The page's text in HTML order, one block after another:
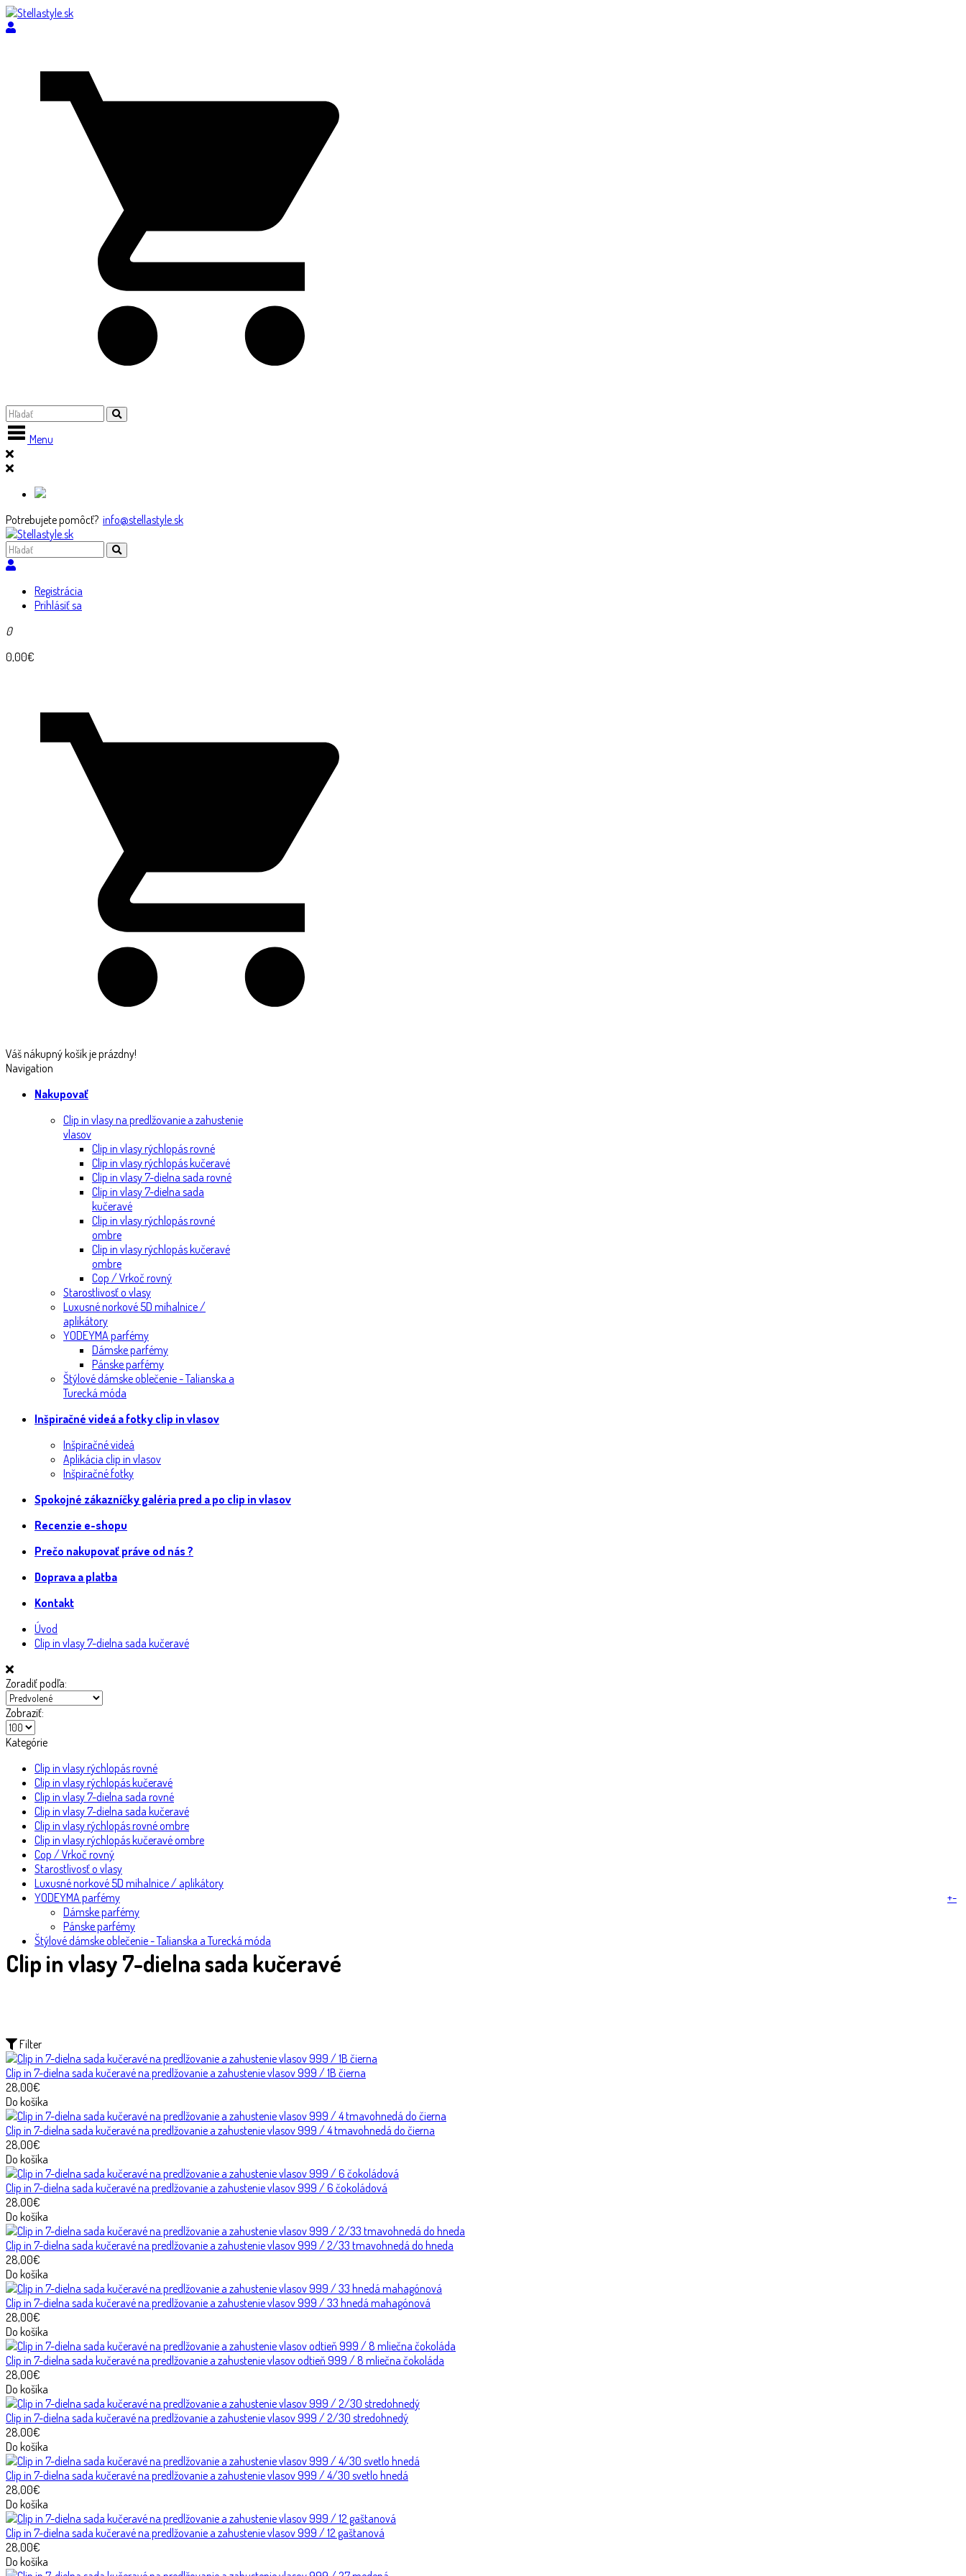
Menu
Potrebujete pomôcť? info@stellastyle.sk
Registrácia
Prihlásiť sa
0
0,00€
Váš nákupný košík je prázdny!
Navigation
Nakupovať
Clip in vlasy na predlžovanie a zahustenie
vlasov
Clip in vlasy rýchlopás rovné
Clip in vlasy rýchlopás kučeravé
Clip in vlasy 7-dielna sada rovné
Clip in vlasy 7-dielna sada
kučeravé
Clip in vlasy rýchlopás rovné
ombre
Clip in vlasy rýchlopás kučeravé
ombre
Cop / Vrkoč rovný
Starostlivosť o vlasy
Luxusné norkové 5D mihalnice /
aplikátory
YODEYMA parfémy
Dámske parfémy
Pánske parfémy
Štýlové dámske oblečenie - Talianska a
Turecká móda
Inšpiračné videá a fotky clip in vlasov
Inšpiračné videá
Aplikácia clip in vlasov
Inšpiračné fotky
Spokojné zákazníčky galéria pred a po clip in vlasov
Recenzie e-shopu
Prečo nakupovať práve od nás ?
Doprava a platba
Kontakt
Úvod
Clip in vlasy 7-dielna sada kučeravé
Zoradiť podľa:
Zobraziť:
Kategórie
Clip in vlasy rýchlopás rovné
Clip in vlasy rýchlopás kučeravé
Clip in vlasy 7-dielna sada rovné
Clip in vlasy 7-dielna sada kučeravé
Clip in vlasy rýchlopás rovné ombre
Clip in vlasy rýchlopás kučeravé ombre
Cop / Vrkoč rovný
Starostlivosť o vlasy
Luxusné norkové 5D mihalnice / aplikátory
YODEYMA parfémy
+-
Dámske parfémy
Pánske parfémy
Štýlové dámske oblečenie - Talianska a Turecká móda
Clip in vlasy 7-dielna sada kučeravé
Filter
Clip in 7-dielna sada kučeravé na predlžovanie a zahustenie vlasov 999 / 1B čierna
28,00€
Do košíka
Clip in 7-dielna sada kučeravé na predlžovanie a zahustenie vlasov 999 / 4 tmavohnedá do čierna
28,00€
Do košíka
Clip in 7-dielna sada kučeravé na predlžovanie a zahustenie vlasov 999 / 6 čokoládová
28,00€
Do košíka
Clip in 7-dielna sada kučeravé na predlžovanie a zahustenie vlasov 999 / 2/33 tmavohnedá do hneda
28,00€
Do košíka
Clip in 7-dielna sada kučeravé na predlžovanie a zahustenie vlasov 999 / 33 hnedá mahagónová
28,00€
Do košíka
Clip in 7-dielna sada kučeravé na predlžovanie a zahustenie vlasov odtieň 999 / 8 mliečna čokoláda
28,00€
Do košíka
Clip in 7-dielna sada kučeravé na predlžovanie a zahustenie vlasov 999 / 2/30 stredohnedý
28,00€
Do košíka
Clip in 7-dielna sada kučeravé na predlžovanie a zahustenie vlasov 999 / 4/30 svetlo hnedá
28,00€
Do košíka
Clip in 7-dielna sada kučeravé na predlžovanie a zahustenie vlasov 999 / 12 gaštanová
28,00€
Do košíka